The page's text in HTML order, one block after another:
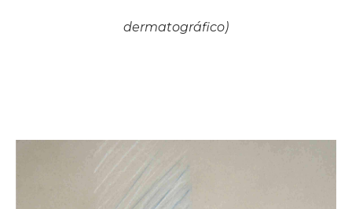
dermatográfico)
dermatográfico)